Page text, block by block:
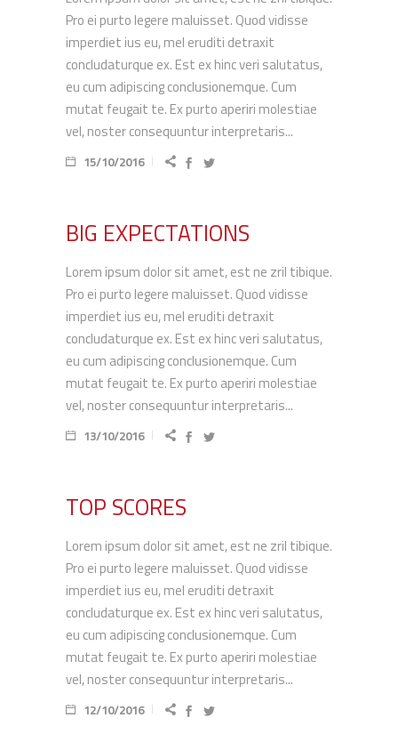
Pro ei purto legere maluisset. Quod vidisse
imperdiet ius eu, mel eruditi detraxit
concludaturque ex. Est ex hinc veri salutatus,
eu cum adipiscing conclusionemque. Cum
mutat feugait te. Ex purto aperiri molestiae
vel, noster consequuntur interpretaris...
15/10/2016
BIG EXPECTATIONS
Lorem ipsum dolor sit amet, est ne zril tibique.
Pro ei purto legere maluisset. Quod vidisse
imperdiet ius eu, mel eruditi detraxit
concludaturque ex. Est ex hinc veri salutatus,
eu cum adipiscing conclusionemque. Cum
mutat feugait te. Ex purto aperiri molestiae
vel, noster consequuntur interpretaris...
13/10/2016
TOP SCORES
Lorem ipsum dolor sit amet, est ne zril tibique.
Pro ei purto legere maluisset. Quod vidisse
imperdiet ius eu, mel eruditi detraxit
concludaturque ex. Est ex hinc veri salutatus,
eu cum adipiscing conclusionemque. Cum
mutat feugait te. Ex purto aperiri molestiae
vel, noster consequuntur interpretaris...
12/10/2016